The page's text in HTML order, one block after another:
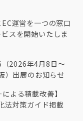
EC運営を一つの窓口
スを開始いたしま
2026年4月8日～
）出展のお知らせ
よる積載改善】
法対策ガイド掲載